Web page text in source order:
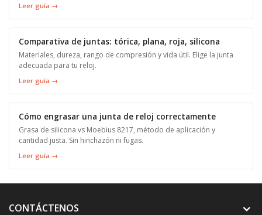
Leer guía →
Comparativa de juntas: tórica, plana, roja, silicona
Materiales, dureza, rango de compresión y vida útil. Elige la junta
adecuada para tu reloj.
Leer guía →
Cómo engrasar una junta de reloj correctamente
Grasa de silicona vs Moebius 8217, método de aplicación y
cantidad justa. Sin hinchazón ni fugas.
Leer guía →
CONTÁCTENOS